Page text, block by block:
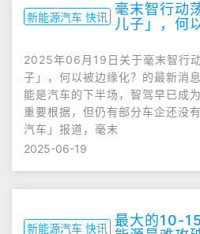
新能源汽车 快讯 毫末智行动
儿子」，何
2025年06月19日关于毫末智行
子」，何以被边缘化？的最新消
能是汽车的下半场，智驾早已成
重要根据，但仍有部分车企还没
汽车」报道，毫末
2025-06-19
新能源汽车 快讯 最大的10-